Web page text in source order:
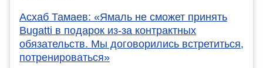
Асхаб Тамаев: «Ямаль не сможет принять
Bugatti в подарок из-за контрактных
обязательств. Мы договорились встретиться,
потренироваться»